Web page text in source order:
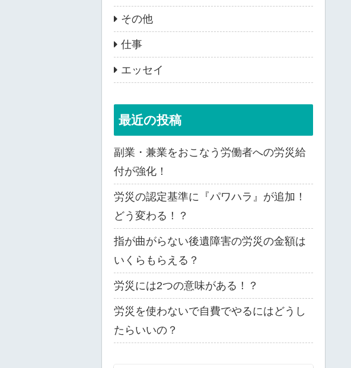
その他
仕事
エッセイ
最近の投稿
副業・兼業をおこなう労働者への労災給
付が強化！
労災の認定基準に『パワハラ』が追加！
どう変わる！？
指が曲がらない後遺障害の労災の金額は
いくらもらえる？
労災には2つの意味がある！？
労災を使わないで自費でやるにはどうし
たらいいの？